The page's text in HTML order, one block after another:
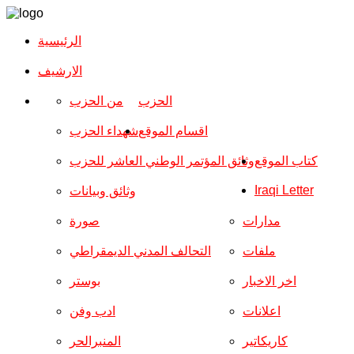
الرئيسية
الارشیف
الحزب من الحزب
شهداء الحزب
وثائق المؤتمر الوطني العاشر للحزب
وثائق وبيانات
اقسام الموقع
صورة
التحالف المدني الديمقراطي
بوستر
ادب وفن
المنبرالحر
مدارات
ملفات
اخر الاخبار
اعلانات
كاريكاتير
كتاب الموقع
Iraqi Letter